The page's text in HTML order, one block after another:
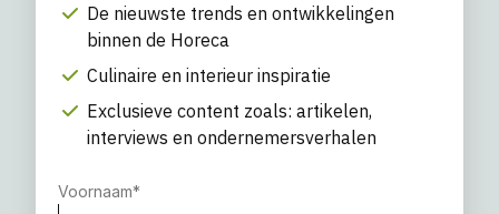
De nieuwste trends en ontwikkelingen
binnen de Horeca
Culinaire en interieur inspiratie
Exclusieve content zoals: artikelen,
interviews en ondernemersverhalen
Voornaam*